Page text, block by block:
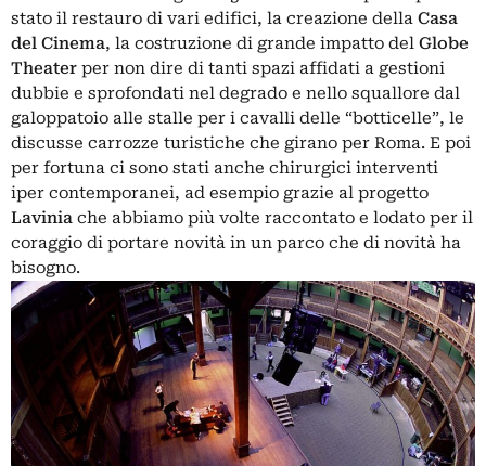
stato il restauro di vari edifici, la creazione della Casa
del Cinema, la costruzione di grande impatto del Globe
Theater per non dire di tanti spazi affidati a gestioni
dubbie e sprofondati nel degrado e nello squallore dal
galoppatoio alle stalle per i cavalli delle “botticelle”, le
discusse carrozze turistiche che girano per Roma. E poi
per fortuna ci sono stati anche chirurgici interventi
iper contemporanei, ad esempio grazie al progetto
Lavinia che abbiamo più volte raccontato e lodato per il
coraggio di portare novità in un parco che di novità ha
bisogno.